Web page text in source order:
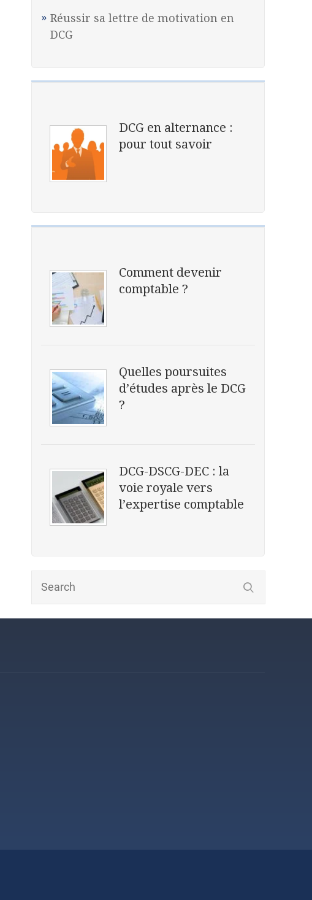
Réussir sa lettre de motivation en
DCG
DCG en alternance :
pour tout savoir
Comment devenir
comptable ?
Quelles poursuites
d’études après le DCG
?
DCG-DSCG-DEC : la
voie royale vers
l’expertise comptable